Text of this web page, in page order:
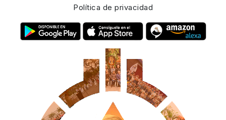
Política de privacidad